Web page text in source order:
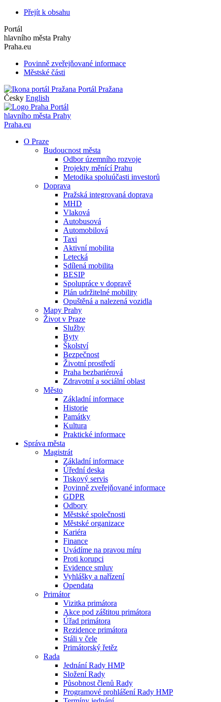
Přejít k obsahu
Portál
hlavního města Prahy
Praha.eu
Povinně zveřejňované informace
Městské části
Portál Pražana
Česky English
Portál
hlavního města Prahy
Praha.eu
O Praze
Budoucnost města
Odbor územního rozvoje
Projekty měnící Prahu
Metodika spoluúčasti investorů
Doprava
Pražská integrovaná doprava
MHD
Vlaková
Autobusová
Automobilová
Taxi
Aktivní mobilita
Letecká
Sdílená mobilita
BESIP
Spolupráce v dopravě
Plán udržitelné mobility
Opuštěná a nalezená vozidla
Mapy Prahy
Život v Praze
Služby
Byty
Školství
Bezpečnost
Životní prostředí
Praha bezbariérová
Zdravotní a sociální oblast
Město
Základní informace
Historie
Památky
Kultura
Praktické informace
Správa města
Magistrát
Základní informace
Úřední deska
Tiskový servis
Povinně zveřejňované informace
GDPR
Odbory
Městské společnosti
Městské organizace
Kariéra
Finance
Uvádíme na pravou míru
Proti korupci
Evidence smluv
Vyhlášky a nařízení
Opendata
Primátor
Vizitka primátora
Akce pod záštitou primátora
Úřad primátora
Rezidence primátora
Stáli v čele
Primátorský řetěz
Rada
Jednání Rady HMP
Složení Rady
Působnost členů Rady
Programové prohlášení Rady HMP